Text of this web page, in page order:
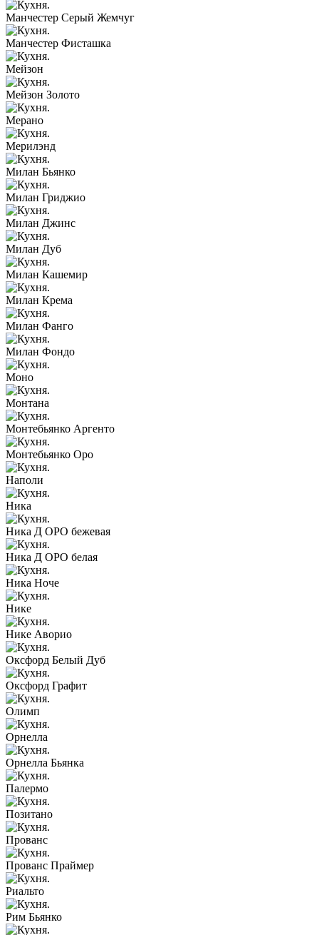
Манчестер Серый Жемчуг
Манчестер Фисташка
Мейзон
Мейзон Золото
Мерано
Мерилэнд
Милан Бьянко
Милан Гриджио
Милан Джинс
Милан Дуб
Милан Кашемир
Милан Крема
Милан Фанго
Милан Фондо
Моно
Монтана
Монтебьянко Аргенто
Монтебьянко Оро
Наполи
Ника
Ника Д ОРО бежевая
Ника Д ОРО белая
Ника Ноче
Нике
Нике Аворио
Оксфорд Белый Дуб
Оксфорд Графит
Олимп
Орнелла
Орнелла Бьянка
Палермо
Позитано
Прованс
Прованс Праймер
Риальто
Рим Бьянко